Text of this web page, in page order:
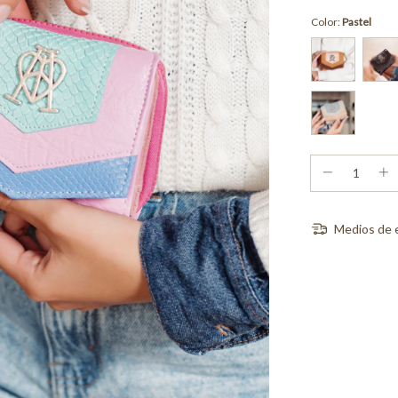
Color:Pastel
Medios de